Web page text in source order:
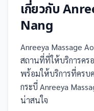
เกี่ยวกับ
Nang
Anreeya Massage
สถานที่ที่ให้บริการคร
พร้อมให้บริการที่ครบ
กระบี่ Anreeya
น่าสนใจ